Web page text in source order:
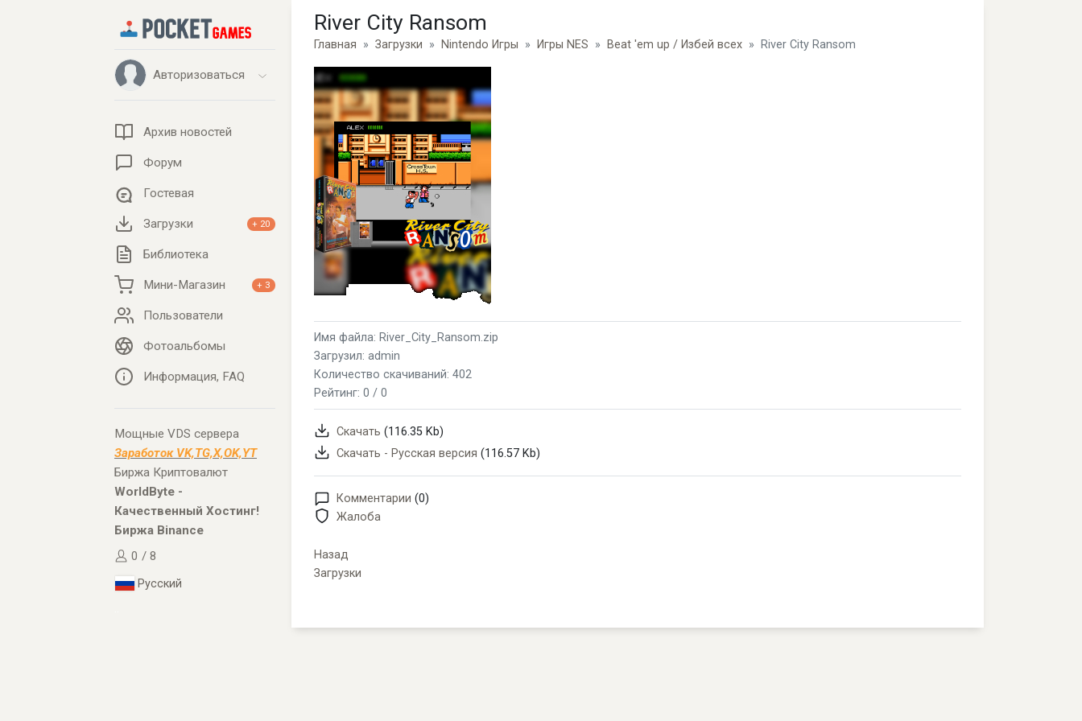
Авторизоваться
Архив новостей
Форум
Гостевая
Загрузки + 20
Библиотека
Мини-Магазин + 3
Пользователи
Фотоальбомы
Информация, FAQ
Мощные VDS сервера
Заработок VK,TG,X,OK,YT
Биржа Криптовалют
WorldByte -
Качественный Хостинг!
Биржа Binance
0 / 8
Русский
River City Ransom
Главная Загрузки Nintendo Игры Игры NES Beat 'em up / Избей всех River City Ransom
Имя файла: River_City_Ransom.zip
Загрузил: admin
Количество скачиваний: 402
Рейтинг: 0 / 0
Скачать (116.35 Kb)
Скачать - Русская версия (116.57 Kb)
Комментарии (0)
Жалоба
Назад
Загрузки